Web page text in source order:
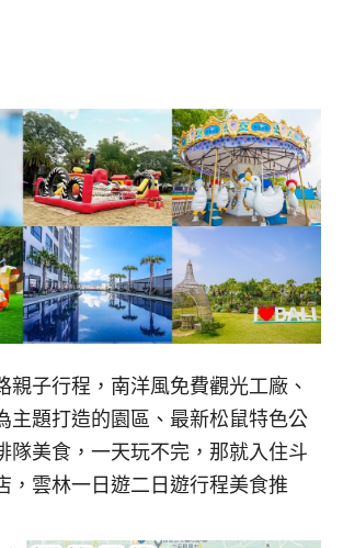
親子行程，南洋風免費觀光工廠、
主題打造的園區、最新松鼠特色公
隊美食，一天玩不完，那就入住斗
，雲林一日遊二日遊行程美食推